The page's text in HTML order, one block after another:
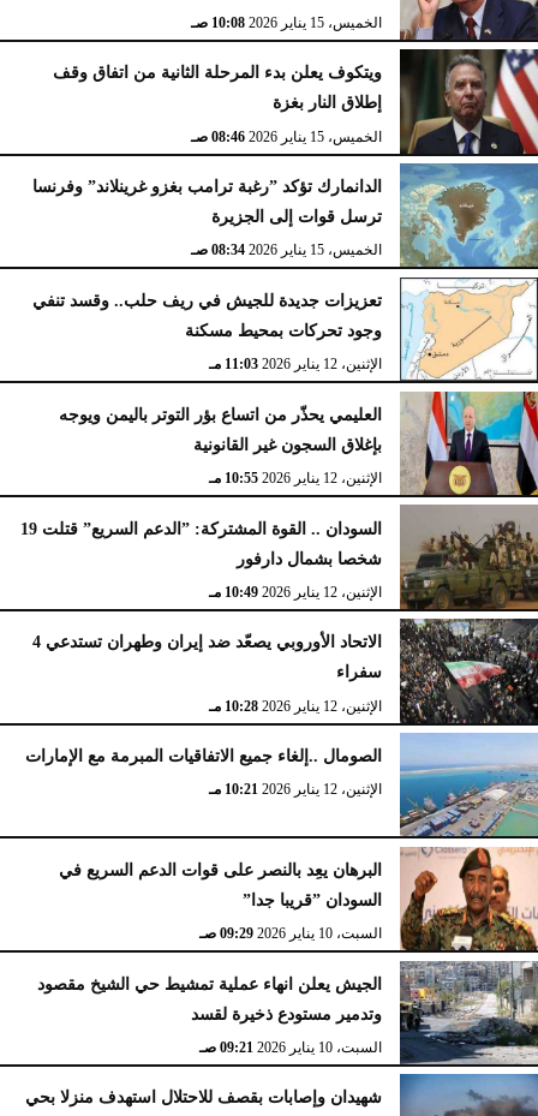
الخميس، 15 يناير 2026 10:08 صـ
ويتكوف يعلن بدء المرحلة الثانية من اتفاق وقف
إطلاق النار بغزة
الخميس، 15 يناير 2026 08:46 صـ
الدانمارك تؤكد ”رغبة ترامب بغزو غرينلاند” وفرنسا
ترسل قوات إلى الجزيرة
الخميس، 15 يناير 2026 08:34 صـ
تعزيزات جديدة للجيش في ريف حلب.. وقسد تنفي
وجود تحركات بمحيط مسكنة
الإثنين، 12 يناير 2026 11:03 مـ
العليمي يحذّر من اتساع بؤر التوتر باليمن ويوجه
بإغلاق السجون غير القانونية
الإثنين، 12 يناير 2026 10:55 مـ
السودان .. القوة المشتركة: ”الدعم السريع” قتلت 19
شخصا بشمال دارفور
الإثنين، 12 يناير 2026 10:49 مـ
الاتحاد الأوروبي يصعّد ضد إيران وطهران تستدعي 4
سفراء
الإثنين، 12 يناير 2026 10:28 مـ
الصومال ..إلغاء جميع الاتفاقيات المبرمة مع الإمارات
الإثنين، 12 يناير 2026 10:21 مـ
البرهان يعِد بالنصر على قوات الدعم السريع في
السودان ”قريبا جدا”
السبت، 10 يناير 2026 09:29 صـ
الجيش يعلن انهاء عملية تمشيط حي الشيخ مقصود
وتدمير مستودع ذخيرة لقسد
السبت، 10 يناير 2026 09:21 صـ
شهيدان وإصابات بقصف للاحتلال استهدف منزلا بحي